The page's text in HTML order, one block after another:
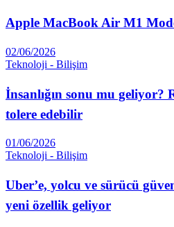
Apple MacBook Air M1
02/06/2026
Teknoloji - Bilişim
İnsanlığın sonu mu geliyor?
tolere edebilir
01/06/2026
Teknoloji - Bilişim
Uber’e, yolcu ve sürücü
yeni özellik geliyor